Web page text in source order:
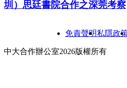
圳）思廷書院合作之深莞考察
免責聲明私隱政
中大合作辦公室2026版權所有